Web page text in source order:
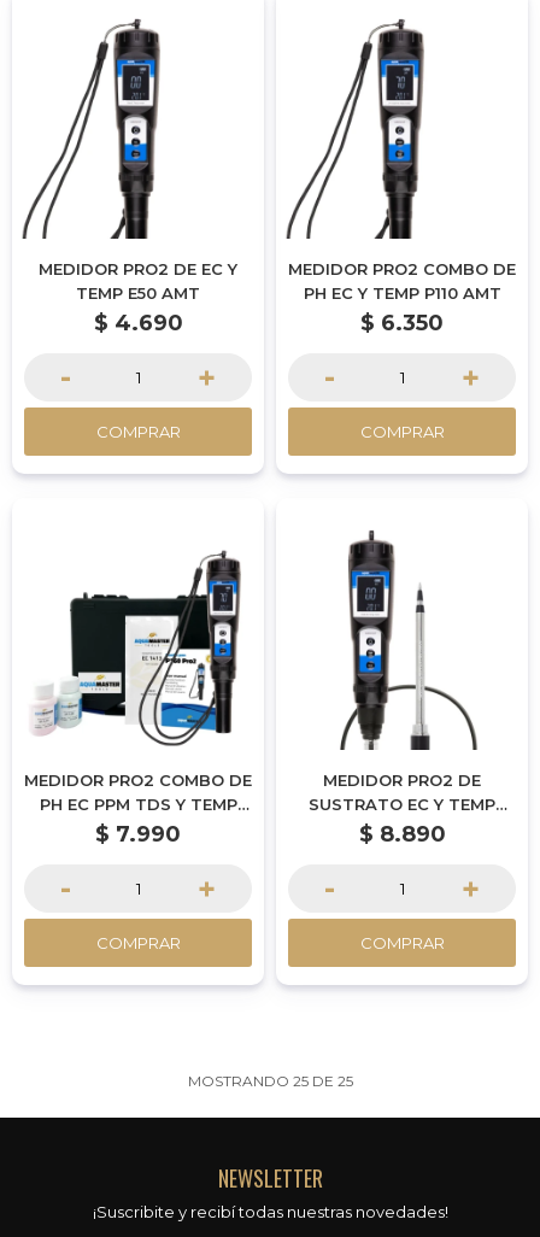
MEDIDOR PRO2 DE EC Y
TEMP E50 AMT
$ 4.690
- +
COMPRAR
MEDIDOR PRO2 COMBO DE
PH EC Y TEMP P110 AMT
$ 6.350
- +
COMPRAR
MEDIDOR PRO2 COMBO DE
PH EC PPM TDS Y TEMP
P160 AMT
$ 7.990
- +
COMPRAR
MEDIDOR PRO2 DE
SUSTRATO EC Y TEMP
E300 AMT
$ 8.890
- +
COMPRAR
MOSTRANDO 25DE 25
NEWSLETTER
¡Suscribite y recibí todas nuestras novedades!